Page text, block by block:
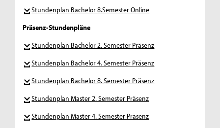
Stundenplan Bachelor 8.Semester Online
Präsenz-Stundenpläne
Stundenplan Bachelor 2. Semester Präsenz
Stundenplan Bachelor 4. Semester Präsenz
Stundenplan Bachelor 8. Semester Präsenz
Stundenplan Master 2. Semester Präsenz
Stundenplan Master 4. Semester Präsenz